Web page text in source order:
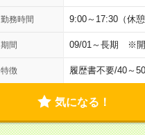
勤務時間 9:00～17:30（休憩
期間 09/01～長期 ※開
特徴 履歴書不要/40～
気になる！